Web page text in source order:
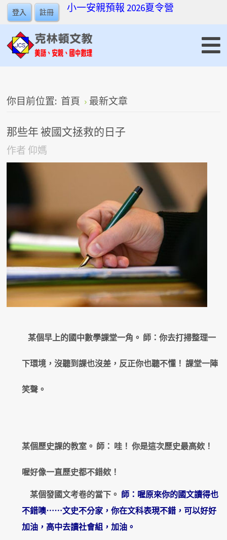
登入 註冊 小一安親預報 2026夏令營
你目前位置: 首頁 最新文章
那些年 被國文拯救的日子
作者 仰媽
某個早上的國中數學課堂一角。 師：你去打掃整理一
下環境，沒聽到課也沒差，反正你也聽不懂！ 課堂一陣
笑聲。
某個歷史課的教室。 師： 哇！ 你是這次歷史最高欸！
喔好像一直歷史都不錯欸！
某個發國文考卷的當下。 師：喔原來你的國文讀得也
不錯噢⋯⋯文史不分家， 你在文科表現不錯，可以好好
加油，高中去讀社會組，加油。